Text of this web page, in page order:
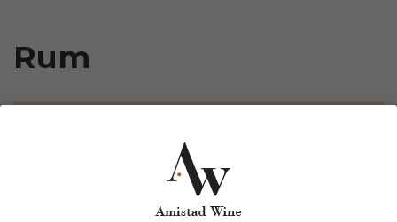
Rum